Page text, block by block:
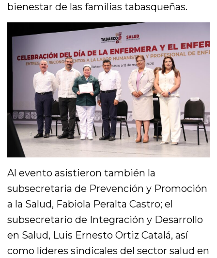
bienestar de las familias tabasqueñas.
Al evento asistieron también la
subsecretaria de Prevención y Promoción
a la Salud, Fabiola Peralta Castro; el
subsecretario de Integración y Desarrollo
en Salud, Luis Ernesto Ortiz Catalá, así
como líderes sindicales del sector salud en